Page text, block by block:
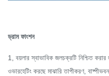
ড্রাম ফাংশন
1, বয়লার স্বাভাবিক জলচক্রটি নিশ্চিত
ওভারহেটিং করছে মাঝারি তাপীকরণ,